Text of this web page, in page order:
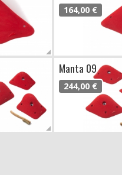
164,00 €
Manta 09
244,00 €